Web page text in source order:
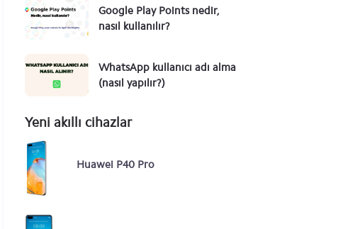
Google Play Points nedir,
nasıl kullanılır?
WhatsApp kullanıcı adı alma
(nasıl yapılır?)
Yeni akıllı cihazlar
Huawei P40 Pro